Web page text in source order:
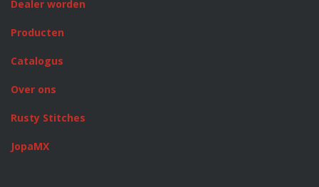
Dealer worden
Producten
Catalogus
Over ons
Rusty Stitches
JopaMX